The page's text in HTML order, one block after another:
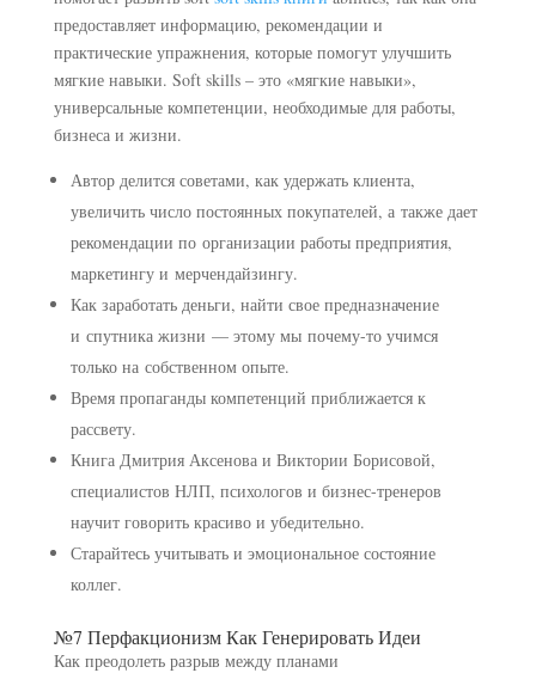
предоставляет информацию, рекомендации и
практические упражнения, которые помогут улучшить
мягкие навыки. Soft skills – это «мягкие навыки»,
универсальные компетенции, необходимые для работы,
бизнеса и жизни.
Автор делится советами, как удержать клиента,
увеличить число постоянных покупателей, а также дает
рекомендации по организации работы предприятия,
маркетингу и мерчендайзингу.
Как заработать деньги, найти свое предназначение
и спутника жизни — этому мы почему-то учимся
только на собственном опыте.
Время пропаганды компетенций приближается к
рассвету.
Книга Дмитрия Аксенова и Виктории Борисовой,
специалистов НЛП, психологов и бизнес-тренеров
научит говорить красиво и убедительно.
Старайтесь учитывать и эмоциональное состояние
коллег.
№7 Перфакционизм Как Генерировать Идеи
Как преодолеть разрыв между планами